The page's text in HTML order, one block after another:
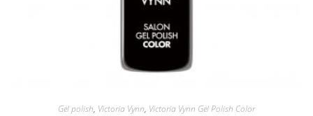
Gel polish, Victoria Vynn, Victoria Vynn Gel Polish Color